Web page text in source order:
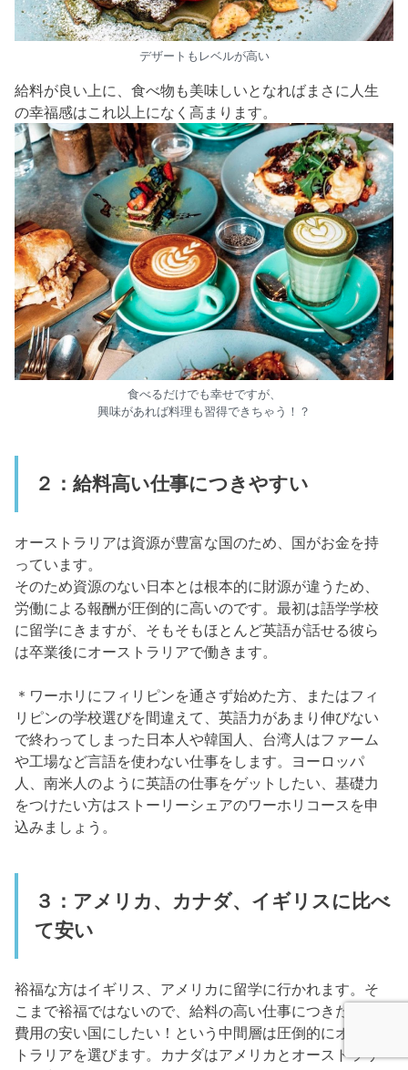
デザートもレベルが高い
給料が良い上に、食べ物も美味しいとなればまさに人生
の幸福感はこれ以上になく高まります。
食べるだけでも幸せですが、
興味があれば料理も習得できちゃう！？
２：給料高い仕事につきやすい
オーストラリアは資源が豊富な国のため、国がお金を持
っています。
そのため資源のない日本とは根本的に財源が違うため、
労働による報酬が圧倒的に高いのです。最初は語学学校
に留学にきますが、そもそもほとんど英語が話せる彼ら
は卒業後にオーストラリアで働きます。
＊ワーホリにフィリピンを通さず始めた方、またはフィ
リピンの学校選びを間違えて、英語力があまり伸びない
で終わってしまった日本人や韓国人、台湾人はファーム
や工場など言語を使わない仕事をします。ヨーロッパ
人、南米人のように英語の仕事をゲットしたい、基礎力
をつけたい方はストーリーシェアのワーホリコースを申
込みましょう。
３：アメリカ、カナダ、イギリスに比べ
て安い
裕福な方はイギリス、アメリカに留学に行かれます。そ
こまで裕福ではないので、給料の高い仕事につきたい、
費用の安い国にしたい！という中間層は圧倒的にオース
トラリアを選びます。カナダはアメリカとオーストラリ